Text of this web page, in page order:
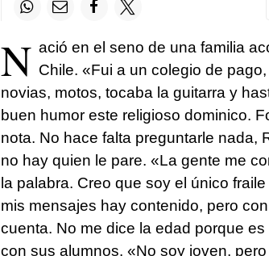
N ació en el seno de una familia
Chile. «Fui a un colegio de
novias, motos, tocaba la guitarra y
buen humor este religioso dominico.
nota. No hace falta preguntarle nada,
no hay quien le pare. «La gente me
la palabra. Creo que soy el único
mis mensajes hay contenido, pero
cuenta. No me dice la edad porque
con sus alumnos. «No soy joven,